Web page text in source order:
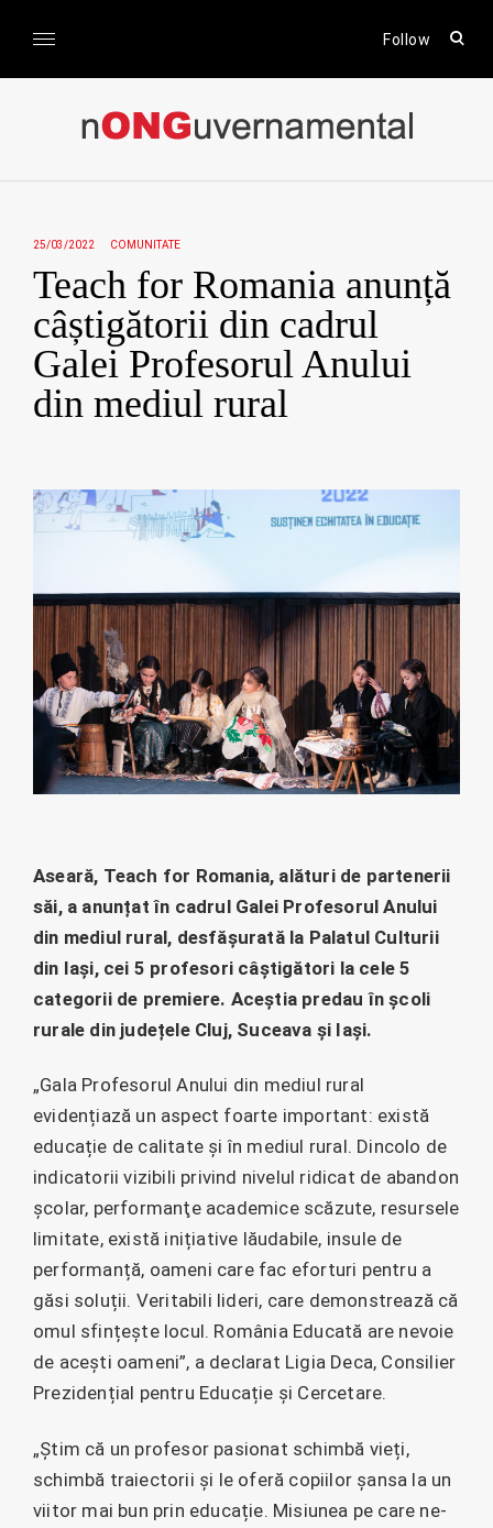
Follow
open
form
nONGuvernamental
25/03/2022 COMUNITATE
Teach for Romania anunță
câștigătorii din cadrul
Galei Profesorul Anului
din mediul rural
Aseară, Teach for Romania, alături de partenerii
săi, a anunțat în cadrul Galei Profesorul Anului
din mediul rural, desfășurată la Palatul Culturii
din Iași, cei 5 profesori câștigători la cele 5
categorii de premiere. Aceștia predau în școli
rurale din județele Cluj, Suceava și Iași.
„Gala Profesorul Anului din mediul rural
evidențiază un aspect foarte important: există
educație de calitate și în mediul rural. Dincolo de
indicatorii vizibili privind nivelul ridicat de abandon
școlar, performanţe academice scăzute, resursele
limitate, există inițiative lăudabile, insule de
performanță, oameni care fac eforturi pentru a
găsi soluții. Veritabili lideri, care demonstrează că
omul sfințește locul. România Educată are nevoie
de acești oameni”, a declarat Ligia Deca, Consilier
Prezidențial pentru Educație și Cercetare.
„Știm că un profesor pasionat schimbă vieți,
schimbă traiectorii și le oferă copiilor șansa la un
viitor mai bun prin educație. Misiunea pe care ne-